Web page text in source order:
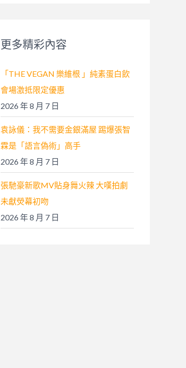
:更多精彩內容
「THE VEGAN 樂維根 」純素蛋白飲
會場激抵限定優惠
2026 年 8 月 7 日
袁詠儀：我不需要金銀滿屋 踢爆張智
霖是「語言偽術」高手
2026 年 8 月 7 日
張馳豪新歌MV貼身舞火辣 大嘆拍劇
未獻熒幕初吻
2026 年 8 月 7 日